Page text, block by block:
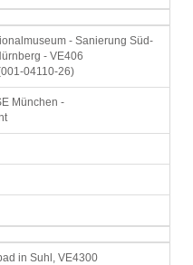
- Sanierung Süd-
- VE406
04110-26)
München -
in Suhl, VE4300